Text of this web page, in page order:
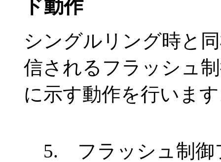
ド動作
シングルリング時と
信されるフラッシュ
に示す動作を行いま
5. フラッシュ制御